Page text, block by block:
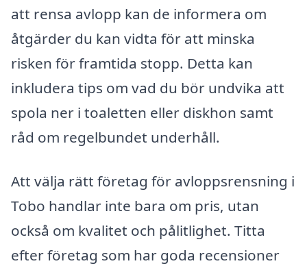
att rensa avlopp kan de informera om
åtgärder du kan vidta för att minska
risken för framtida stopp. Detta kan
inkludera tips om vad du bör undvika att
spola ner i toaletten eller diskhon samt
råd om regelbundet underhåll.
Att välja rätt företag för avloppsrensning i
Tobo handlar inte bara om pris, utan
också om kvalitet och pålitlighet. Titta
efter företag som har goda recensioner